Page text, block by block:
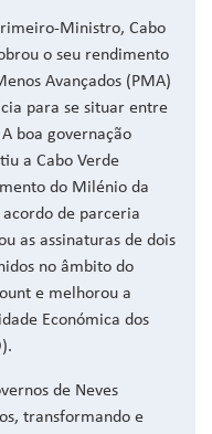
Ministro, Cabo
o seu rendimento
Avançados (PMA)
para se situar entre
boa governação
a Cabo Verde
do Milénio da
acordo de parceria
as assinaturas de dois
no âmbito do
e melhorou a
Económica dos
de Neves
transformando e